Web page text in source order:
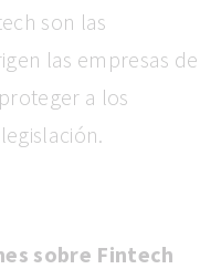
son las
las empresas de
a los
sobre Fintech